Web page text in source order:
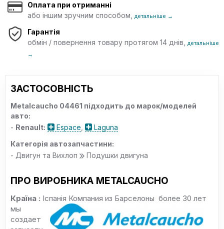
Оплата при отриманні
або іншим зручним способом,
детальніше →
Гарантія
обмін / повернення товару протягом 14 днів,
детальніше
→
ЗАСТОСОВНІСТЬ
Metalcaucho 04461 підходить до марок/моделей
авто:
- Renault: Espace
Laguna
Категорія автозапчастини:
- Двигун та Вихлоп
Подушки двигуна
ПРО ВИРОБНИКА METALCAUCHO
Країна : Іспанія Компания из Барселоны более 30 лет
мы
создает